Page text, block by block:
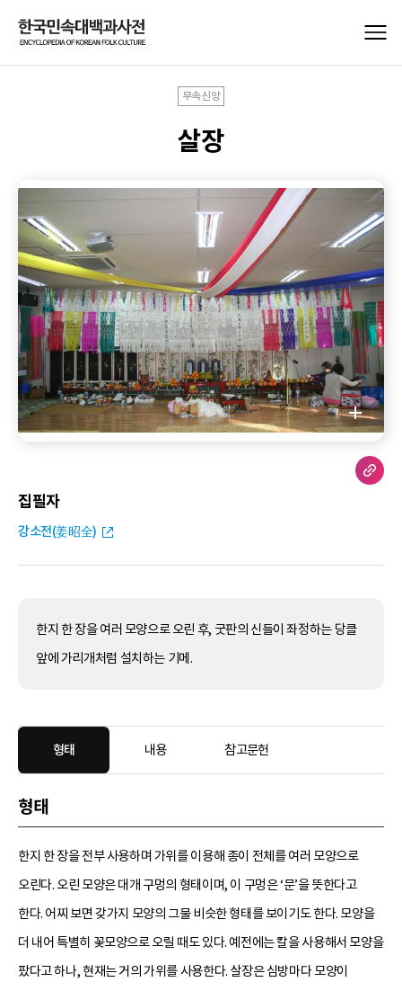
무속신앙
살장
집필자
강소전(姜昭全)
한지 한 장을 여러 모양으로 오린 후, 굿판의 신들이 좌정하는 당클
앞에 가리개처럼 설치하는 기메.
형태 내용 참고문헌
형태
한지 한 장을 전부 사용하며 가위를 이용해 종이 전체를 여러 모양으로
오린다. 오린 모양은 대개 구멍의 형태이며, 이 구멍은 ‘문’을 뜻한다고
한다. 어찌 보면 갖가지 모양의 그물 비슷한 형태를 보이기도 한다. 모양을
더 내어 특별히 꽃모양으로 오릴 때도 있다. 예전에는 칼을 사용해서 모양을
팠다고 하나, 현재는 거의 가위를 사용한다. 살장은 심방마다 모양이